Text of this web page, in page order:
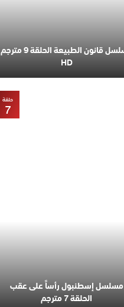
مسلسل قانون الطبيعة الحلقة 9 مترجم
HD
مسلسل إسطنبول رأساً على عقب
الحلقة 7 مترجم
حلقة
7